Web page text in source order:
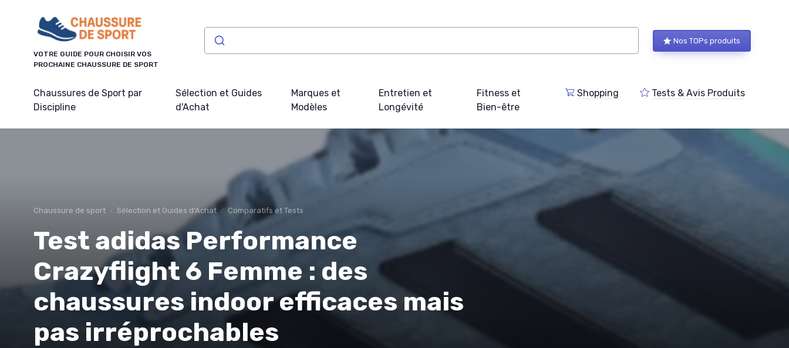
VOTRE GUIDE POUR CHOISIR VOS
PROCHAINE CHAUSSURE DE SPORT
Nos TOPs produits
Chaussures de Sport par
Discipline
Sélection et Guides
d'Achat
Marques et
Modèles
Entretien et
Longévité
Fitness et
Bien-être
Shopping Tests & Avis Produits
Chaussure de sport Sélection et Guides d'Achat Comparatifs et Tests
Test adidas Performance
Crazyflight 6 Femme : des
chaussures indoor efficaces mais
pas irréprochables